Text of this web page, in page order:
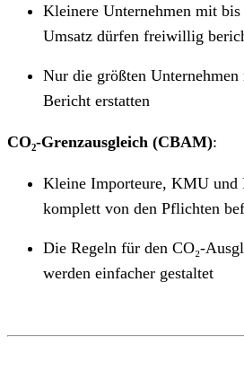
Kleinere Unternehmen mit
Umsatz dürfen freiwillig
Nur die größten
Bericht erstatten
CO₂-Grenzausgleich (CBAM):
Kleine Importeure, KMU und
komplett von den Pflichten
Die Regeln für den CO₂-
werden einfacher gestaltet